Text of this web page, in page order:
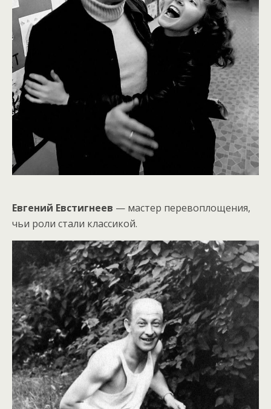
Евгений Евстигнеев — мастер перевоплощения,
чьи роли стали классикой.